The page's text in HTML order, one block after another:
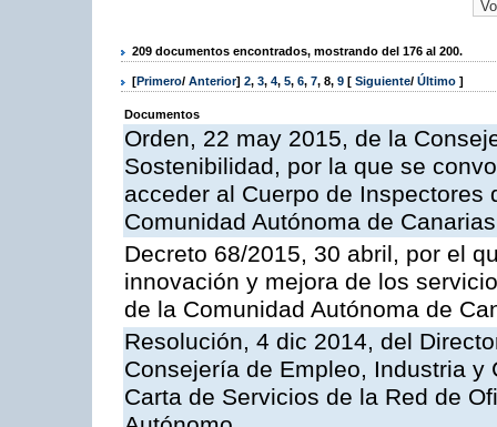
209 documentos encontrados, mostrando del 176 al 200.
[Primero/ Anterior] 2, 3, 4, 5, 6, 7, 8, 9 [ Siguiente/ Último ]
Documentos
Orden, 22 may 2015, de la
Sostenibilidad, por la que se
acceder al Cuerpo de
Comunidad Autónoma de Canarias
Decreto 68/2015, 30 abril, por el
innovación y mejora de los
de la Comunidad Autónoma de
Resolución, 4 dic 2014, del
Consejería de Empleo, Industria
Carta de Servicios de la Red de